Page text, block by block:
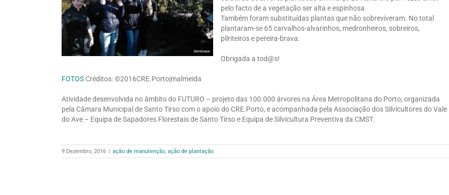
pelo facto de a vegetação ser alta e espinhosa
Também foram substituídas plantas que não sobreviveram. No total
plantaram-se 65 carvalhos-alvarinhos, medronheiros, sobreiros,
pilriteiros e pereira-brava.
Obrigada a tod@s!
FOTOS Créditos: ©2016CRE.Porto|malmeida
Atividade desenvolvida no âmbito do FUTURO – projeto das 100.000 árvores na Área Metropolitana do Porto, organizada
pela Câmara Municipal de Santo Tirso com o apoio do CRE.Porto, e acompanhada pela Associação dos Silvicultores do Vale
do Ave – Equipa de Sapadores Florestais de Santo Tirso e Equipa de Silvicultura Preventiva da CMST.
9 Dezembro, 2016 | ação de manutenção, ação de plantação